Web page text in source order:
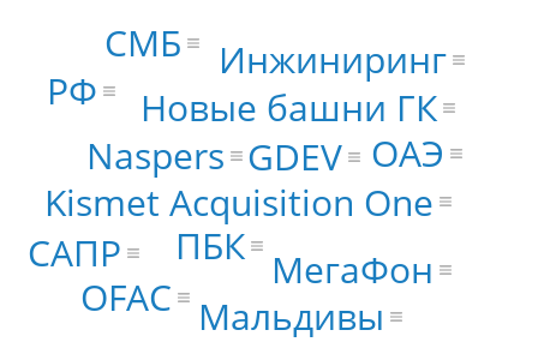
Kismet Acquisition One
GDEV
ПБК
Новые башни ГК
МегаФон
Naspers
OFAC
САПР
Инжиниринг
Мальдивы
РФ
ОАЭ
СМБ